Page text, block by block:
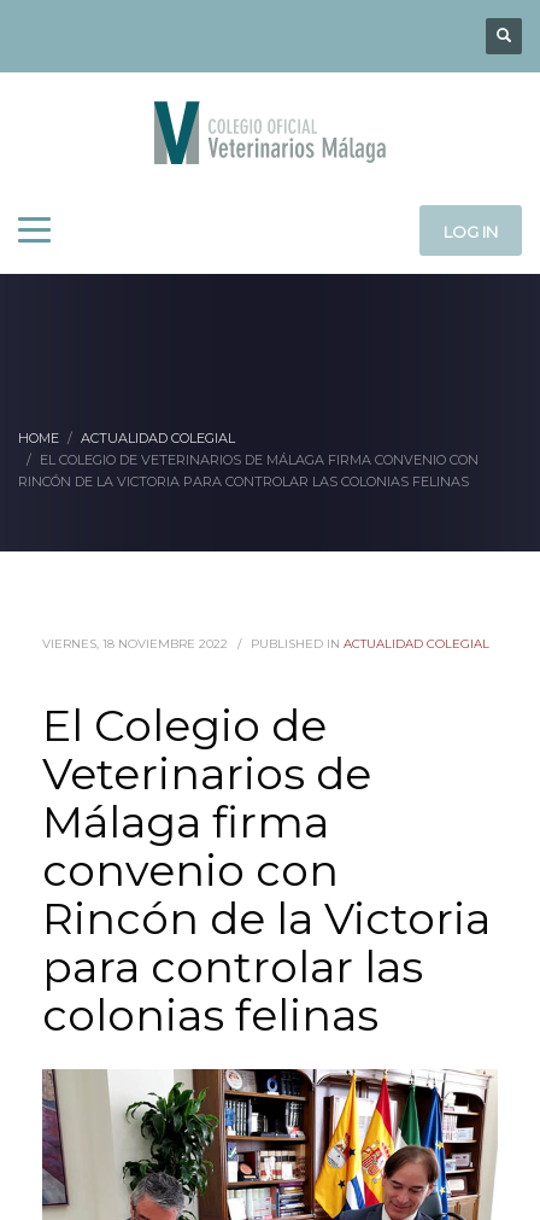
LOG IN
HOME
ACTUALIDAD COLEGIAL
EL COLEGIO DE VETERINARIOS DE MÁLAGA FIRMA CONVENIO CON
RINCÓN DE LA VICTORIA PARA CONTROLAR LAS COLONIAS FELINAS
VIERNES, 18 NOVIEMBRE 2022 / PUBLISHED IN ACTUALIDAD COLEGIAL
El Colegio de
Veterinarios de
Málaga firma
convenio con
Rincón de la Victoria
para controlar las
colonias felinas